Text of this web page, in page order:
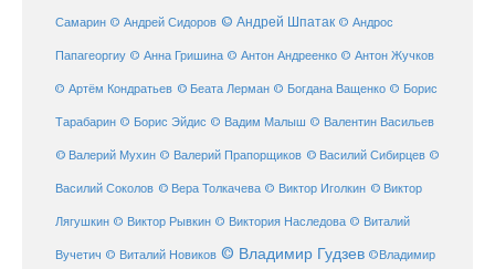
Самарин © Андрей Сидоров © Андрей Шпатак © Андрос
Папагеоргиу © Анна Гришина © Антон Андреенко © Антон Жучков
© Артём Кондратьев © Беата Лерман © Богдана Ващенко © Борис
Тарабарин © Борис Эйдис © Вадим Малыш © Валентин Васильев
© Валерий Мухин © Валерий Прапорщиков © Василий Сибирцев ©
Василий Соколов © Вера Толкачева © Виктор Иголкин © Виктор
Лягушкин © Виктор Рывкин © Виктория Наследова © Виталий
Вучетич © Виталий Новиков © Владимир Гудзев ©Владимир